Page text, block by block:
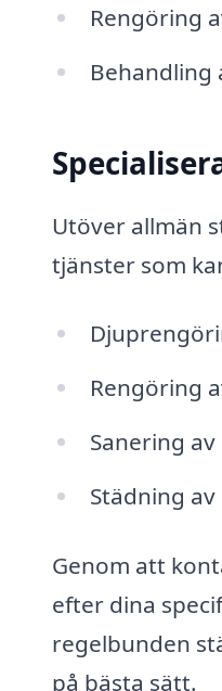
Rengöring
Utöver allmän
tjänster som
Rengöring
Sanering
Städning
Genom att
efter dina
regelbunden
på bästa sätt.